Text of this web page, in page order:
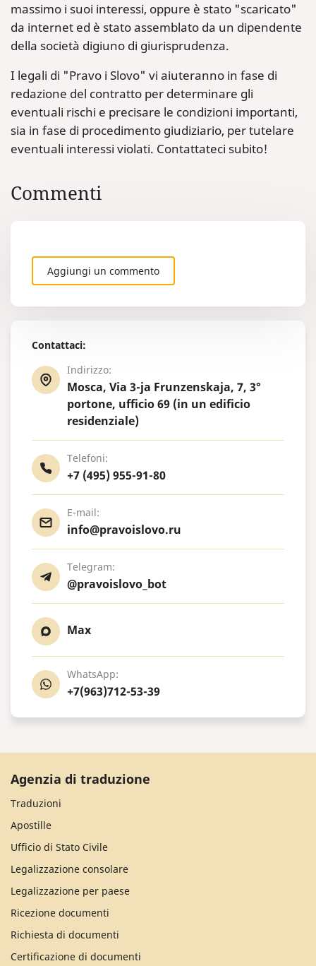
Contattaci:
Indirizzo:
Mosca, Via 3-ja Frunzenskaja, 7, 3°
portone, ufficio 69 (in un edificio
residenziale)
Telefoni:
+7 (495) 955-91-80
E-mail:
info@pravoislovo.ru
Telegram:
@pravoislovo_bot
Max
WhatsApp:
+7(963)712-53-39
massimo i suoi interessi, oppure è stato "scaricato"
da internet ed è stato assemblato da un dipendente
della società digiuno di giurisprudenza.
I legali di "Pravo i Slovo" vi aiuteranno in fase di
redazione del contratto per determinare gli
eventuali rischi e precisare le condizioni importanti,
sia in fase di procedimento giudiziario, per tutelare
eventuali interessi violati. Contattateci subito!
Commenti
Aggiungi un commento
Agenzia di traduzione
Traduzioni
Apostille
Ufficio di Stato Civile
Legalizzazione consolare
Legalizzazione per paese
Ricezione documenti
Richiesta di documenti
Certificazione di documenti